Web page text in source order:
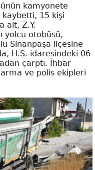
kamyonete
kaybetti, 15 kişi
ait, Z.Y.
yolcu otobüsü,
Sinanpaşa ilçesine
H.S. idaresindeki 06
çarptı. İhbar
ve polis ekipleri